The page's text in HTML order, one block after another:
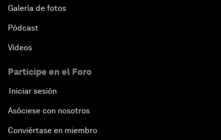
Galería de fotos
Pódcast
Vídeos
Participe en el Foro
Iniciar sesión
Asóciese con nosotros
Conviértase en miembro